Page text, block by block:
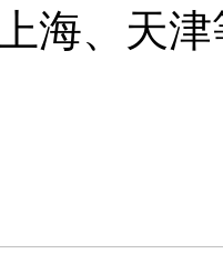
海、天